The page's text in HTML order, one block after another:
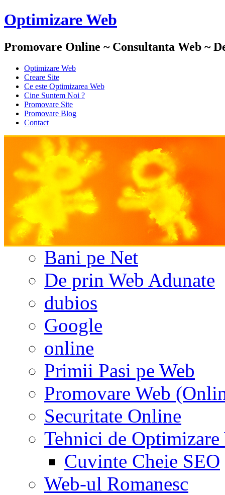
Optimizare Web
Promovare Online ~ Consultanta Web ~
Optimizare Web
Creare Site
Ce este Optimizarea Web
Cine Suntem Noi ?
Promovare Site
Promovare Blog
Contact
Daruire
Optimizare Web :
Bani pe Net
De prin Web Adunate
dubios
Google
online
Primii Pasi pe Web
Promovare Web
Securitate Online
Tehnici de Optimizare
Cuvinte Cheie SEO
Web-ul Romanesc